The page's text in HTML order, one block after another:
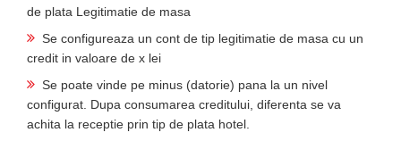
de plata Legitimatie de masa
Se configureaza un cont de tip legitimatie de masa cu un
credit in valoare de x lei
Se poate vinde pe minus (datorie) pana la un nivel
configurat. Dupa consumarea creditului, diferenta se va
achita la receptie prin tip de plata hotel.